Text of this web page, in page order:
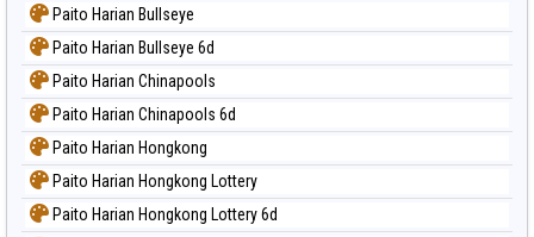
Paito Harian Bullseye
Paito Harian Bullseye 6d
Paito Harian Chinapools
Paito Harian Chinapools 6d
Paito Harian Hongkong
Paito Harian Hongkong Lottery
Paito Harian Hongkong Lottery 6d